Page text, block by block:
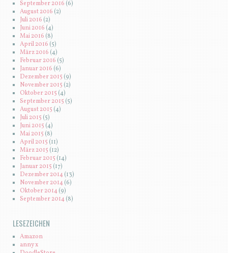
September 2016 (6)
August 2016(2)
Juli 2016(2)
Juni 2016 (4)
Mai 2016 (8)
April 2016(5)
März 2016 (4)
Februar 2016(5)
Januar 2016 (6)
Dezember 2015 (9)
November 2015 (2)
Oktober 2015 (4)
September 2015 (5)
August 2015 (4)
Juli 2015 (5)
Juni 2015 (4)
Mai 2015(8)
April 2015 (11)
März 2015 (12)
Februar 2015 (14)
Januar 2015 (17)
Dezember 2014(13)
November 2014(6)
Oktober 2014(9)
September 2014(8)
LESEZEICHEN
Amazon
anny x